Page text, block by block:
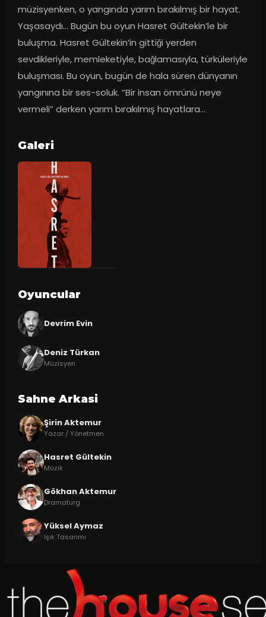
müzisyenken, o yangında yarım bırakılmış bir hayat.
Yaşasaydı... Bugün bu oyun Hasret Gültekin’le bir
buluşma. Hasret Gültekin’in gittiği yerden
sevdikleriyle, memleketiyle, bağlamasıyla, türküleriyle
buluşması. Bu oyun, bugün de hala süren dünyanın
yangınına bir ses-soluk. “Bir insan ömrünü neye
vermeli” derken yarım bırakılmış hayatlara...
Galeri
Oyuncular
Devrim Evin
Deniz Türkan
Müzisyen
Sahne Arkasi
Şirin Aktemur
Yazar / Yönetmen
Hasret Gültekin
Müzik
Gökhan Aktemur
Dramaturg
Yüksel Aymaz
Işık Tasarımı